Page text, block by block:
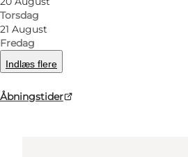
Torsdag
21 August
Fredag
Indlæs flere
Åbningstider